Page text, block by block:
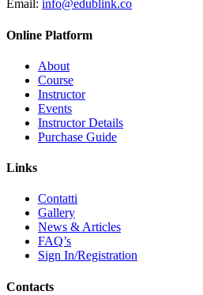
Email: info@edublink.co
Online Platform
About
Course
Instructor
Events
Instructor Details
Purchase Guide
Links
Contatti
Gallery
News & Articles
FAQ’s
Sign In/Registration
Contacts